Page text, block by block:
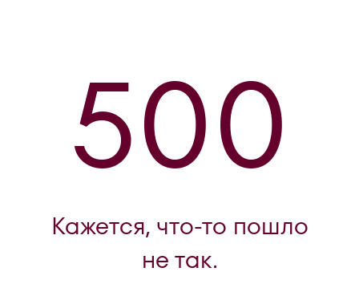
500
Кажется, что-то пошло
не так.